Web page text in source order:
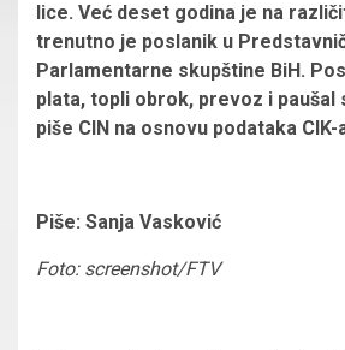
lice. Već deset godina je na
trenutno je poslanik u
Parlamentarne skupštine BiH.
plata, topli obrok, prevoz i paušal
piše CIN na osnovu podataka CIK-
Piše: Sanja Vasković
Foto: screenshot/FTV